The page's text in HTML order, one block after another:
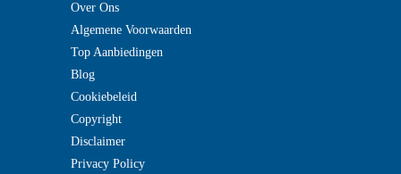
Over Ons
Algemene Voorwaarden
Top Aanbiedingen
Blog
Cookiebeleid
Copyright
Disclaimer
Privacy Policy